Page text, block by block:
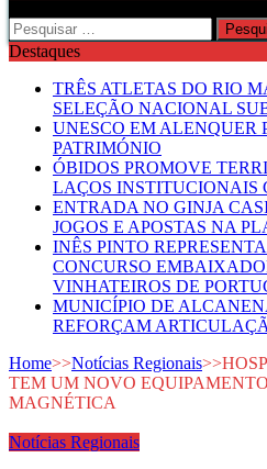
Pesquisar
por:
Destaques
TRÊS ATLETAS DO RIO
SELEÇÃO NACIONAL
UNESCO EM ALENQUER
PATRIMÓNIO
ÓBIDOS PROMOVE
LAÇOS INSTITUCIONAIS
ENTRADA NO GINJA
JOGOS E APOSTAS NA
INÊS PINTO
CONCURSO
VINHATEIROS DE
MUNICÍPIO DE
REFORÇAM
Home>>Notícias Regionais>>
TEM UM NOVO
MAGNÉTICA
Notícias Regionais